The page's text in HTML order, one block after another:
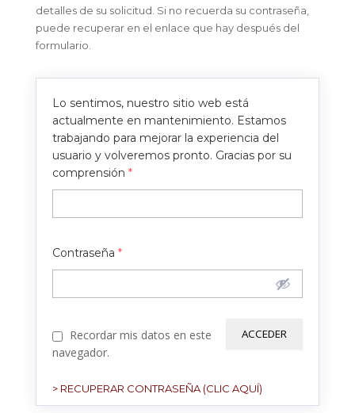
detalles de su solicitud. Si no recuerda su contraseña,
puede recuperar en el enlace que hay después del
formulario.
Lo sentimos, nuestro sitio web está
actualmente en mantenimiento. Estamos
trabajando para mejorar la experiencia del
usuario y volveremos pronto. Gracias por su
comprensión *
Contraseña *
Recordar mis datos en este
navegador.
> RECUPERAR CONTRASEÑA (CLIC AQUÍ)